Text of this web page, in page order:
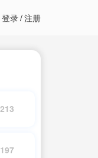
登录/注册
213
197